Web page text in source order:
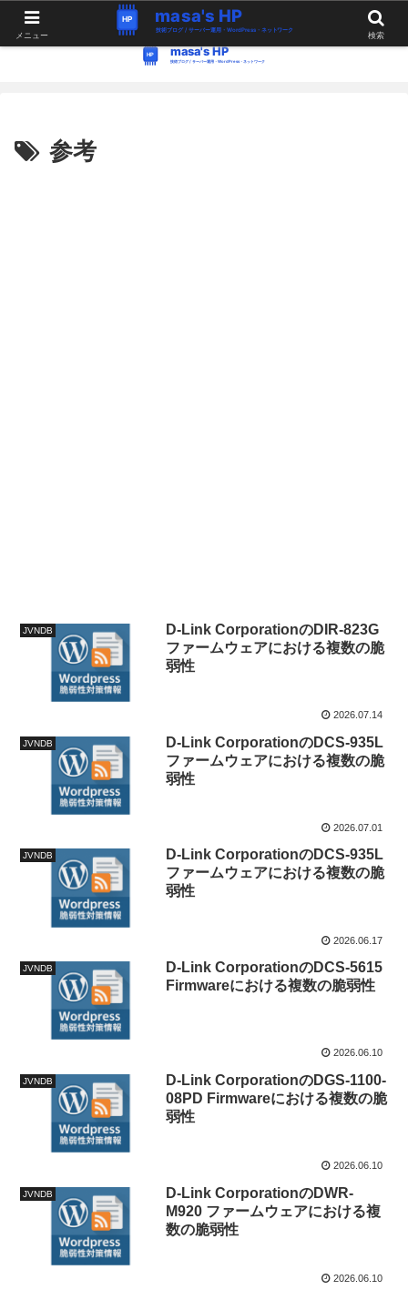
WordPress・Linux関連の情報。つぶやき。
参考
JVNDB
D-Link CorporationのDIR-823G
ファームウェアにおける複数の脆
弱性
2026.07.14
JVNDB
D-Link CorporationのDCS-935L
ファームウェアにおける複数の脆
弱性
2026.07.01
JVNDB
D-Link CorporationのDCS-935L
ファームウェアにおける複数の脆
弱性
2026.06.17
JVNDB
D-Link CorporationのDCS-5615
Firmwareにおける複数の脆弱性
2026.06.10
JVNDB
D-Link CorporationのDGS-1100-
08PD Firmwareにおける複数の脆
弱性
2026.06.10
JVNDB
D-Link CorporationのDWR-
M920 ファームウェアにおける複
数の脆弱性
2026.06.10
メニュー 検索